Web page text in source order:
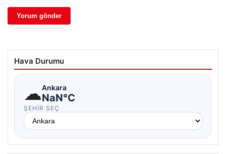
Hava Durumu
☁Ankara
NaN°C
ŞEHIR SEÇ